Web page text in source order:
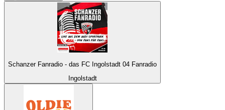
Schanzer Fanradio - das FC Ingolstadt 04 Fanradio
Ingolstadt